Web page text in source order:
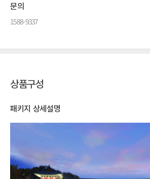
문의
1588-9337
상품구성
패키지 상세설명